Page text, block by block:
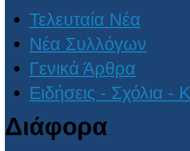
Τελευταία Νέα
Νέα Συλλόγων
Γενικά Άρθρα
Ειδήσεις - Σχόλια -
Διάφορα